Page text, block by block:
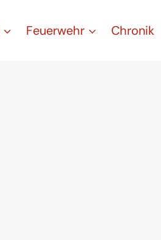
Feuerwehr Chronik